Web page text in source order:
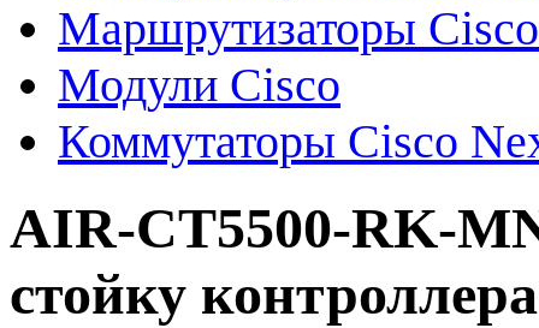
Маршрутизаторы Cisco
Модули Cisco
Коммутаторы Cisco
AIR-CT5500-RK-
стойку